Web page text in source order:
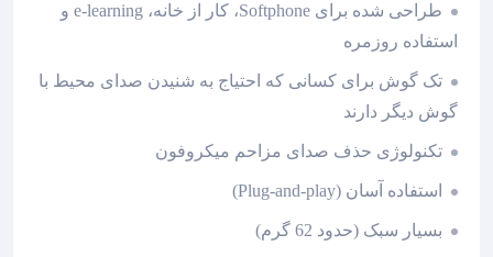
طراحی شده برای Softphone، کار از خانه، e-learning و
استفاده روزمره
تک گوش برای کسانی که احتیاج به شنیدن صدای محیط با
گوش دیگر دارند
تکنولوژی حذف صدای مزاحم میکروفون
استفاده آسان (Plug-and-play)
بسیار سبک (حدود 62 گرم)